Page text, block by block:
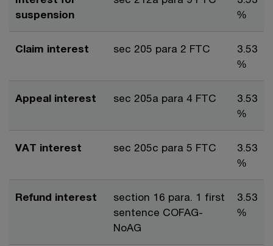
suspension
%
Claim interest sec 205 para 2 FTC
3.53
%
Appeal interest sec 205a para 4 FTC
3.53
%
VAT interest sec 205c para 5 FTC
3.53
%
Refund interest
section 16 para. 1 first
sentence COFAG-
NoAG
3.53
%